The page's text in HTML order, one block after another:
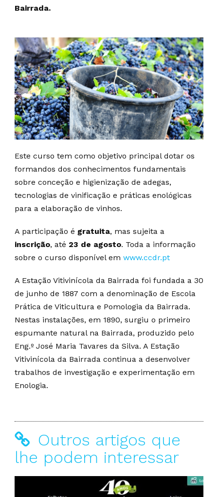
Bairrada.
Este curso tem como objetivo principal dotar os
formandos dos conhecimentos fundamentais
sobre conceção e higienização de adegas,
tecnologias de vinificação e práticas enológicas
para a elaboração de vinhos.
A participação é gratuita, mas sujeita a
inscrição, até 23 de agosto. Toda a informação
sobre o curso disponível em www.ccdr.pt
A Estação Vitivinícola da Bairrada foi fundada a 30
de junho de 1887 com a denominação de Escola
Prática de Viticultura e Pomologia da Bairrada.
Nestas instalações, em 1890, surgiu o primeiro
espumante natural na Bairrada, produzido pelo
Eng.º José Maria Tavares da Silva. A Estação
Vitivinícola da Bairrada continua a desenvolver
trabalhos de investigação e experimentação em
Enologia.
Outros artigos que
lhe podem interessar